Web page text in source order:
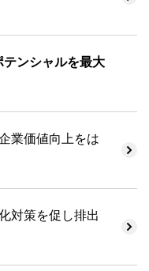
テンシャルを最大
業価値向上をは
対策を促し排出